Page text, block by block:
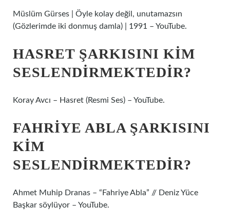
Müslüm Gürses | Öyle kolay değil, unutamazsın
(Gözlerimde iki donmuş damla) | 1991 – YouTube.
HASRET ŞARKISINI KIM
SESLENDIRMEKTEDIR?
Koray Avcı – Hasret (Resmi Ses) – YouTube.
FAHRIYE ABLA ŞARKISINI
KIM
SESLENDIRMEKTEDIR?
Ahmet Muhip Dranas – “Fahriye Abla” // Deniz Yüce
Başkar söylüyor – YouTube.